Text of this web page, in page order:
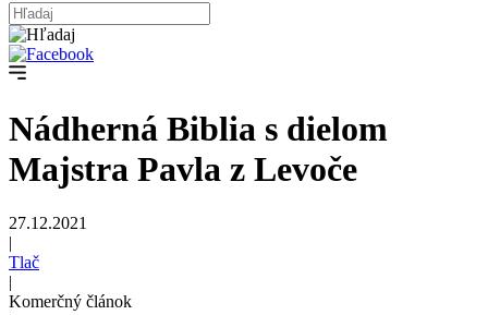
Nádherná Biblia s dielom
Majstra Pavla z Levoče
27.12.2021
|
Tlač
|
Komerčný článok